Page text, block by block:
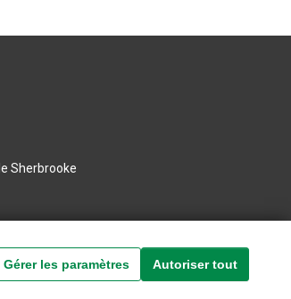
Sherbrooke
Gérer les paramètres Autoriser tout